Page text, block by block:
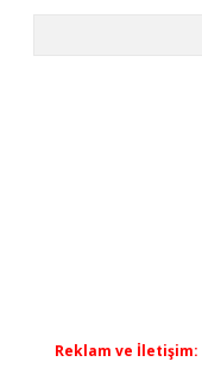
Reklam ve İletişim: